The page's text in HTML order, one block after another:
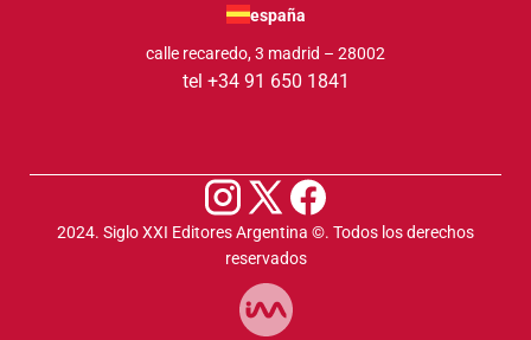
españa
calle recaredo, 3 madrid – 28002
tel +34 91 650 1841
2024. Siglo XXI Editores Argentina ©️. Todos los derechos
reservados